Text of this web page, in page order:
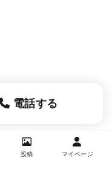
電話する
投稿 マイページ